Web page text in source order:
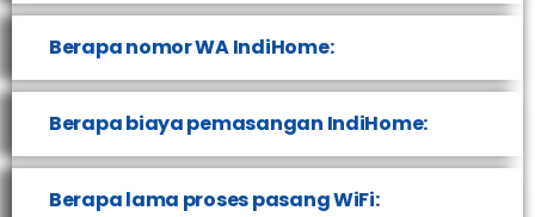
Berapa nomor WA IndiHome:
Berapa biaya pemasangan IndiHome:
Berapa lama proses pasang WiFi: